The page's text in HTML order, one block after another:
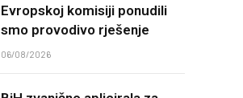
Evropskoj komisiji ponudili
smo provodivo rješenje
06/08/2026